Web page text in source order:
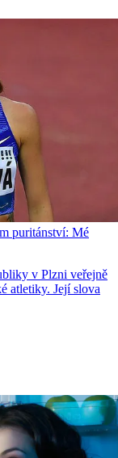
puritánství: Mé
v Plzni veřejně
atletiky. Její slova